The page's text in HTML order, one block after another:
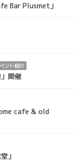
Bar Plusmet」
ント紹介
開催
cafe & old
」